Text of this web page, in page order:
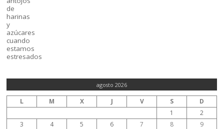
agosto 2026
L M X J V S
D
1
2
3
4 5 6 7 8 9